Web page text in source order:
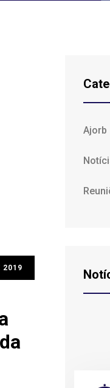
2019
Ajorb